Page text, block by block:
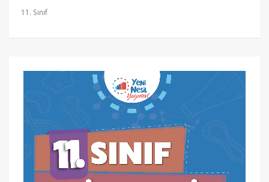
11. Sınıf